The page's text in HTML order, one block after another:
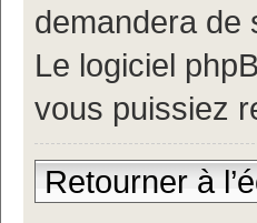
demandera de
Le logiciel
vous puissiez
Retourner à